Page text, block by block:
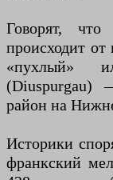
Говорят,
происходит от
«пухлый»
(Diuspurgau)
район на
Историки
франкский